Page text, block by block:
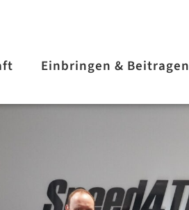
Einbringen & Beitragen